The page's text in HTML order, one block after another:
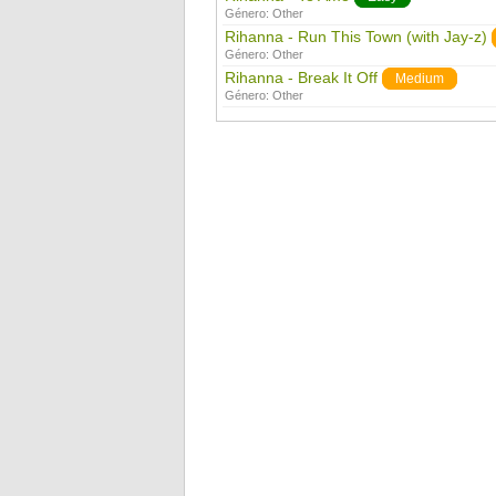
Género: Other
Rihanna - Run This Town (with Jay-z)
Género: Other
Rihanna - Break It Off Medium
Género: Other